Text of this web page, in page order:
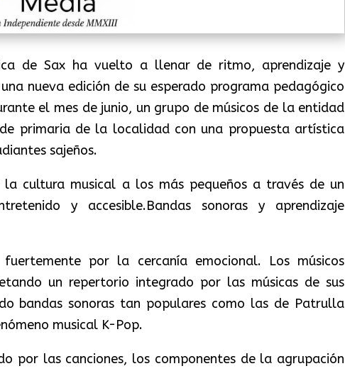
de Sax ha vuelto a llenar de ritmo, aprendizaje y
nueva edición de su esperado programa pedagógico
el mes de junio, un grupo de músicos de la entidad
primaria de la localidad con una propuesta artística
sajeños.
cultura musical a los más pequeños a través de un
y accesible.Bandas sonoras y aprendizaje
por la cercanía emocional. Los músicos
un repertorio integrado por las músicas de sus
bandas sonoras tan populares como las de Patrulla
musical K-Pop.
por las canciones, los componentes de la agrupación